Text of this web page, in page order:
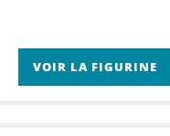
VOIR LA FIGURINE